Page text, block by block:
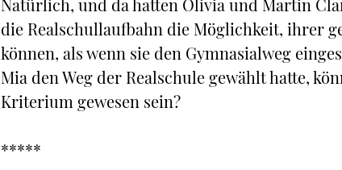
Natürlich, und da hatten Olivia und Martin
die Realschullaufbahn die Möglichkeit, ihrer
können, als wenn sie den Gymnasialweg
Mia den Weg der Realschule gewählt hatte,
Kriterium gewesen sein?
*****